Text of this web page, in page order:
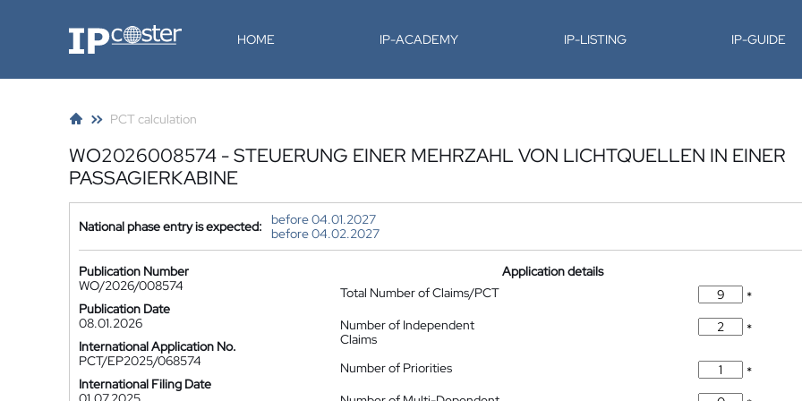
IP-Coster HOME IP-ACADEMY IP-LISTING IP-GUIDE
PCT calculation
WO2026008574 - STEUERUNG EINER MEHRZAHL VON LICHTQUELLEN IN EINER
PASSAGIERKABINE
National phase entry is expected:
before 04.01.2027
before 04.02.2027
Publication Number
WO/2026/008574
Publication Date
08.01.2026
International Application No.
PCT/EP2025/068574
International Filing Date
Application details
Total Number of Claims/PCT
*
Number of Independent
Claims
*
Number of Priorities
*